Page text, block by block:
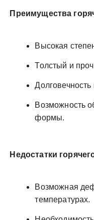
Преимущества
Высокая
Толстый и
Возможность
формы.
Недостатки
Возможная
температурах.